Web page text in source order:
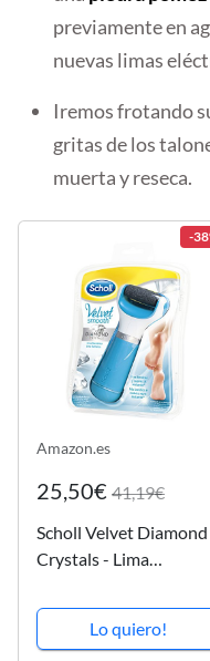
previamente en
nuevas limas
Iremos frotando
gritas de los
muerta y reseca.
-
Amazon.es
25,50€ 41,19€
Scholl Velvet Diamond
Crystals - Lima
Lo quiero!